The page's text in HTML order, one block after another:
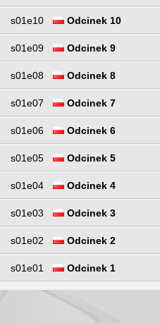
s01e10 Odcinek 10
s01e09 Odcinek 9
s01e08 Odcinek 8
s01e07 Odcinek 7
s01e06 Odcinek 6
s01e05 Odcinek 5
s01e04 Odcinek 4
s01e03 Odcinek 3
s01e02 Odcinek 2
s01e01 Odcinek 1